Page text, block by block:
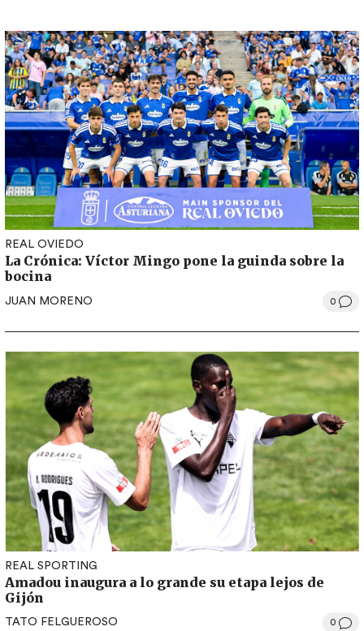
REAL OVIEDO
La Crónica: Víctor Mingo pone la guinda sobre la
bocina
JUAN MORENO 0
REAL SPORTING
Amadou inaugura a lo grande su etapa lejos de
Gijón
TATO FELGUEROSO 0